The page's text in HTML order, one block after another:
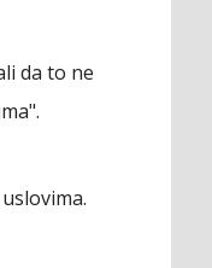
da to ne